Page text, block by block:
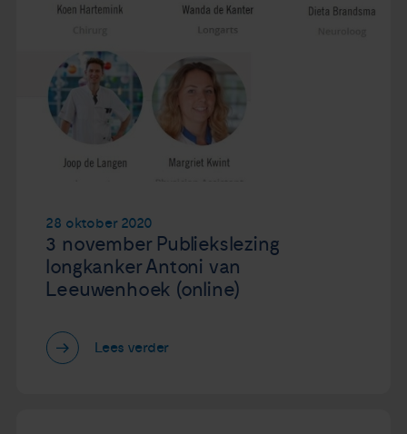
28 oktober 2020
3 november Publiekslezing
longkanker Antoni van
Leeuwenhoek (online)
Lees verder